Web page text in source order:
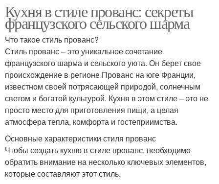
Кухня в стиле прованс: секреты
французского сельского шарма
Что такое стиль прованс?
Стиль прованс – это уникальное сочетание
французского шарма и сельского уюта. Он берет свое
происхождение в регионе Прованс на юге Франции,
известном своей потрясающей природой, солнечным
светом и богатой культурой. Кухня в этом стиле – это не
просто место для приготовления пищи, а целая
атмосфера тепла, комфорта и гостеприимства.
Основные характеристики стиля прованс
Чтобы создать кухню в стиле прованс, необходимо
обратить внимание на несколько ключевых элементов,
которые составляют этот стиль.